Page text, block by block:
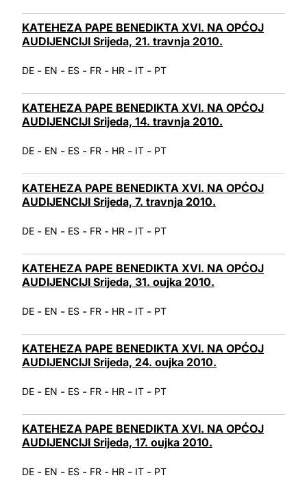
KATEHEZA PAPE BENEDIKTA XVI. NA OPĆOJ
AUDIJENCIJI Srijeda, 21. travnja 2010.
DE - EN - ES - FR - HR - IT - PT
KATEHEZA PAPE BENEDIKTA XVI. NA OPĆOJ
AUDIJENCIJI Srijeda, 14. travnja 2010.
DE - EN - ES - FR - HR - IT - PT
KATEHEZA PAPE BENEDIKTA XVI. NA OPĆOJ
AUDIJENCIJI Srijeda, 7. travnja 2010.
DE - EN - ES - FR - HR - IT - PT
KATEHEZA PAPE BENEDIKTA XVI. NA OPĆOJ
AUDIJENCIJI Srijeda, 31. oujka 2010.
DE - EN - ES - FR - HR - IT - PT
KATEHEZA PAPE BENEDIKTA XVI. NA OPĆOJ
AUDIJENCIJI Srijeda, 24. oujka 2010.
DE - EN - ES - FR - HR - IT - PT
KATEHEZA PAPE BENEDIKTA XVI. NA OPĆOJ
AUDIJENCIJI Srijeda, 17. oujka 2010.
DE - EN - ES - FR - HR - IT - PT